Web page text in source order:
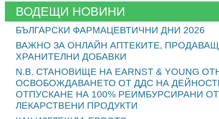
КАК ДА
-
ВОДЕЩИ НОВИНИ
БЪЛГАРСКИ ФАРМАЦЕВТИЧНИ ДНИ 2026
ВАЖНО ЗА ОНЛАЙН АПТЕКИТЕ,
ХРАНИТЕЛНИ ДОБАВКИ
N.B. СТАНОВИЩЕ НА EARNST & YOUNG
ОСВОБОЖДАВАНЕТО ОТ ДДС НА
ОТПУСКАНЕ НА 100% РЕИМБУРСИРАНИ
ЛЕКАРСТВЕНИ ПРОДУКТИ